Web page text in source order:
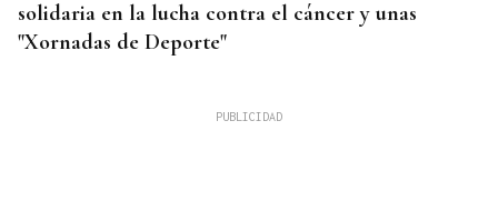
solidaria en la lucha contra el cáncer y unas
"Xornadas de Deporte"